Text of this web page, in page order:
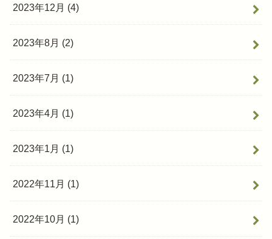
2023年12月 (4)
2023年8月 (2)
2023年7月 (1)
2023年4月 (1)
2023年1月 (1)
2022年11月 (1)
2022年10月 (1)